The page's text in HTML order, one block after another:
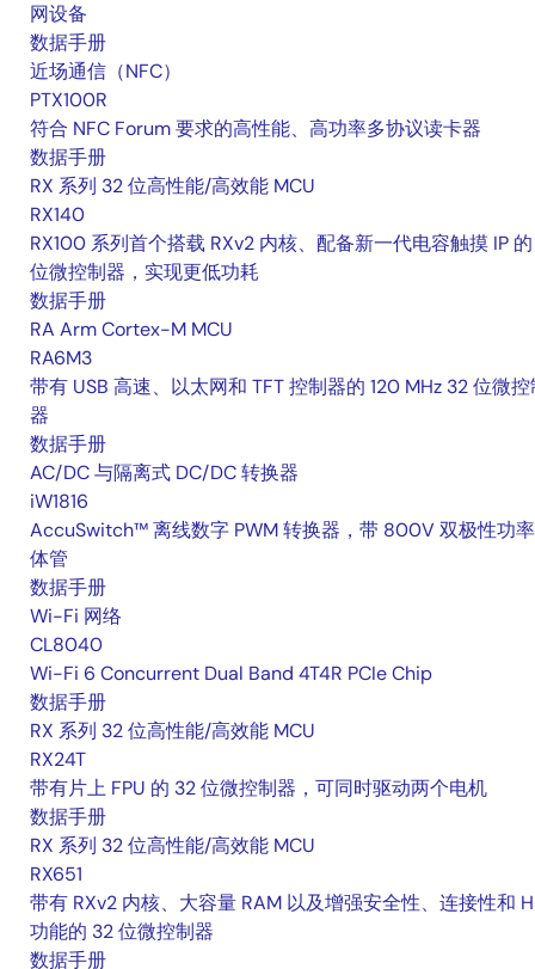
网设备
数据手册
近场通信（NFC）
PTX100R
符合 NFC Forum 要求的高性能、高功率多协议读卡器
数据手册
RX 系列 32 位高性能/高效能 MCU
RX140
RX100 系列首个搭载 RXv2 内核、配备新一代电容触摸 IP
位微控制器，实现更低功耗
数据手册
RA Arm Cortex-M MCU
RA6M3
带有 USB 高速、以太网和 TFT 控制器的 120 MHz 32 位微
器
数据手册
AC/DC 与隔离式 DC/DC 转换器
iW1816
AccuSwitch™ 离线数字 PWM 转换器，带 800V 双极性功
体管
数据手册
Wi-Fi 网络
CL8040
Wi-Fi 6 Concurrent Dual Band 4T4R PCIe Chip
数据手册
RX 系列 32 位高性能/高效能 MCU
RX24T
带有片上 FPU 的 32 位微控制器，可同时驱动两个电机
数据手册
RX 系列 32 位高性能/高效能 MCU
RX651
带有 RXv2 内核、大容量 RAM 以及增强安全性、连接性和
功能的 32 位微控制器
数据手册